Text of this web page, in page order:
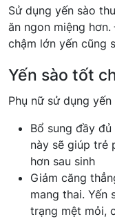
Sử dụng yến sào
ăn ngon miệng
chậm lớn yến cũng
Yến sào tốt
Phụ nữ sử dụng
Bổ sung đầy
này sẽ giúp trẻ
hơn sau sinh
Giảm căng
mang thai. Yến
trạng mệt mỏi,